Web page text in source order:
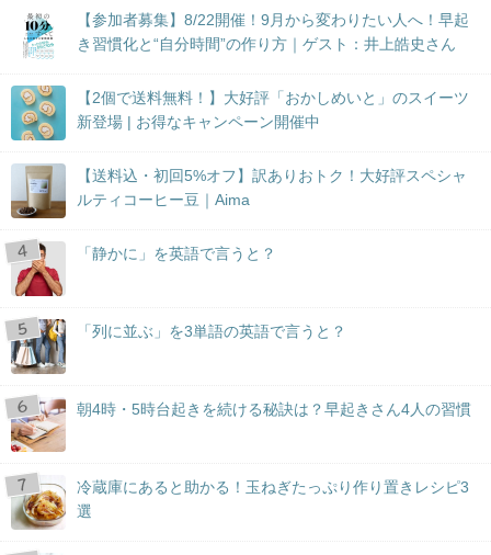
【参加者募集】8/22開催！9月から変わりたい人へ！早起
き習慣化と“自分時間”の作り方｜ゲスト：井上皓史さん
【2個で送料無料！】大好評「おかしめいと」のスイーツ
新登場 | お得なキャンペーン開催中
【送料込・初回5%オフ】訳ありおトク！大好評スペシャ
ルティコーヒー豆｜Aima
「静かに」を英語で言うと？
「列に並ぶ」を3単語の英語で言うと？
朝4時・5時台起きを続ける秘訣は？早起きさん4人の習慣
冷蔵庫にあると助かる！玉ねぎたっぷり作り置きレシピ3
選